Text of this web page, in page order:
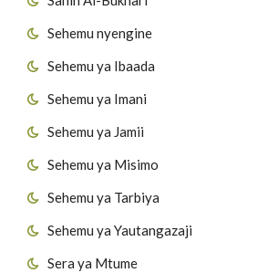
Sehemu nyengine
Sehemu ya Ibaada
Sehemu ya Imani
Sehemu ya Jamii
Sehemu ya Misimo
Sehemu ya Tarbiya
Sehemu ya Yautangazaji
Sera ya Mtume